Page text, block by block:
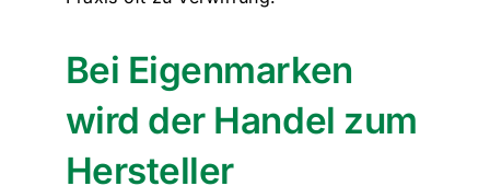
Bei Eigenmarken
wird der Handel zum
Hersteller